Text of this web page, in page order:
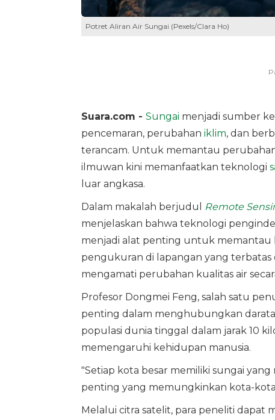
Potret Aliran Air Sungai (Pexels/Clara Ho)
Suara.com - Sungai menjadi sumber
pencemaran, perubahan iklim, dan
terancam. Untuk memantau
ilmuwan kini memanfaatkan teknologi
luar angkasa.
Dalam makalah berjudul
Remote
menjelaskan bahwa teknologi
menjadi alat penting untuk memantau
pengukuran di lapangan yang
mengamati perubahan kualitas air
Profesor Dongmei Feng, salah satu
penting dalam menghubungkan
populasi dunia tinggal dalam jarak 10
memengaruhi kehidupan manusia.
"Setiap kota besar memiliki sungai
penting yang memungkinkan kota-
Melalui citra satelit, para peneliti dapat